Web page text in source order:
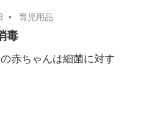
育児用品
毒
赤ちゃんは細菌に対す